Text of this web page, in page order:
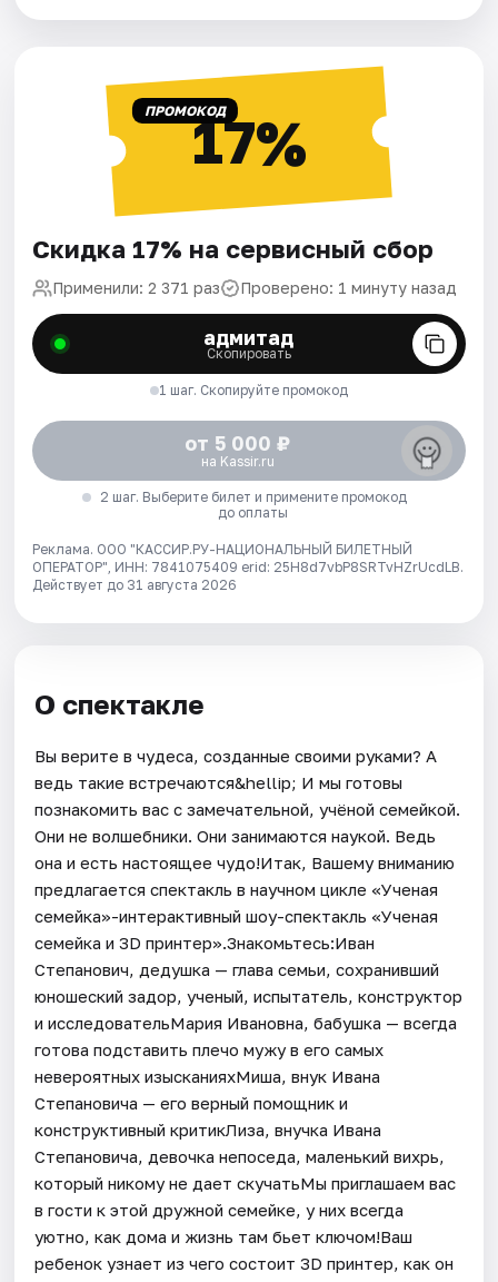
ПРОМОКОД17%
Скидка 17% на сервисный сбор
Применили: 2 371 раз Проверено: 1 минуту назад
адмитад
Скопировать
1 шаг. Скопируйте промокод
от 5 000 ₽
на Kassir.ru
2 шаг. Выберите билет и примените промокод
до оплаты
Реклама. ООО "КАССИР.РУ-НАЦИОНАЛЬНЫЙ БИЛЕТНЫЙ
ОПЕРАТОР", ИНН: 7841075409 erid: 25H8d7vbP8SRTvHZrUcdLB.
Действует до 31 августа 2026
О спектакле
Вы верите в чудеса, созданные своими руками? А
ведь такие встречаются&hellip; И мы готовы
познакомить вас с замечательной, учёной семейкой.
Они не волшебники. Они занимаются наукой. Ведь
она и есть настоящее чудо!Итак, Вашему вниманию
предлагается спектакль в научном цикле «Ученая
семейка»-интерактивный шоу-спектакль «Ученая
семейка и 3D принтер».Знакомьтесь:Иван
Степанович, дедушка — глава семьи, сохранивший
юношеский задор, ученый, испытатель, конструктор
и исследовательМария Ивановна, бабушка — всегда
готова подставить плечо мужу в его самых
невероятных изысканияхМиша, внук Ивана
Степановича — его верный помощник и
конструктивный критикЛиза, внучка Ивана
Степановича, девочка непоседа, маленький вихрь,
который никому не дает скучатьМы приглашаем вас
в гости к этой дружной семейке, у них всегда
уютно, как дома и жизнь там бьет ключом!Ваш
ребенок узнает из чего состоит 3D принтер, как он